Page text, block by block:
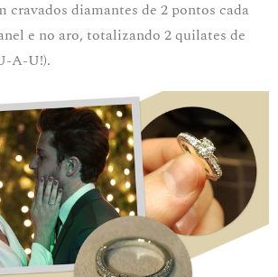
cravados diamantes de 2 pontos cada
e no aro, totalizando 2 quilates de
A-U!).